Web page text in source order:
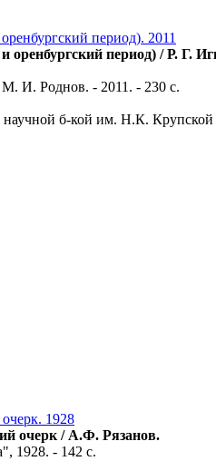
период). 2011
период) / Р. Г.
И. Роднов. - 2011. - 230 с.
научной б-кой им. Н.К. Крупской
1928
очерк / А.Ф. Рязанов.
1928. - 142 с.